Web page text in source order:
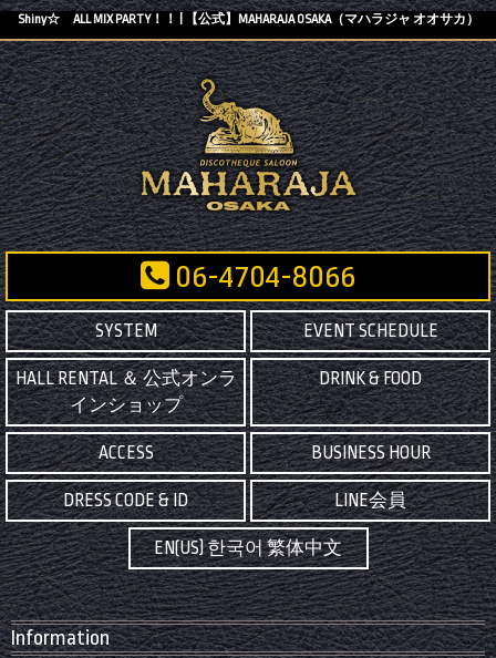
Shiny☆ ALL MIX PARTY！！ | 【公式】MAHARAJA OSAKA（マハラジャ オオサカ）
06-4704-8066
SYSTEM EVENT SCHEDULE
HALL RENTAL ＆ 公式オンラ
インショップ
DRINK & FOOD
ACCESS BUSINESS HOUR
DRESS CODE & ID LINE会員
EN(US) 한국어 繁体中文
Information